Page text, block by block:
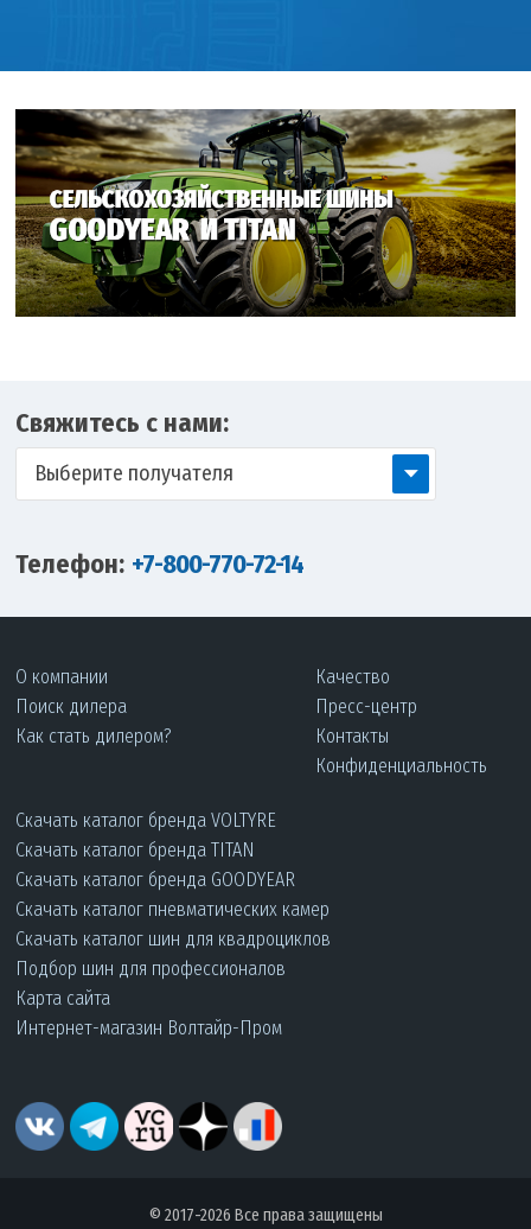
Свяжитесь с нами:
Выберите получателя
Телефон: +7-800-770-72-14
О компании
Поиск дилера
Как стать дилером?
Качество
Пресс-центр
Контакты
Конфиденциальность
Скачать каталог бренда VOLTYRE
Скачать каталог бренда TITAN
Скачать каталог бренда GOODYEAR
Скачать каталог пневматических камер
Скачать каталог шин для квадроциклов
Подбор шин для профессионалов
Карта сайта
Интернет-магазин Волтайр-Пром
© 2017-2026 Все права защищены